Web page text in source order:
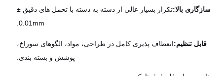
بالا:تکرار بسیار عالی از دسته به دسته با تحمل های دقیق ±
0.01mm.
تنظیم:انعطاف پذیری کامل در طراحی، مواد، الگوهای سوراخ،
پوشش و بسته بندی.